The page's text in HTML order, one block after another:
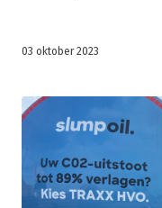
03 oktober 2023